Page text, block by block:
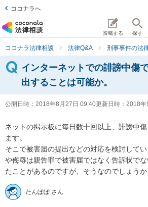
ココナラへ
投稿する 探す
ココナラ法律相談 法律Q&A 刑事事件の法
インターネットでの誹謗中傷
出することは可能か。
公開日時： 2018年8月27日 09:40更新日時： 2018年
ネットの掲示板に毎日数十回以上、誹謗中
ます。
そこで被害届の提出などの対応を検討して
や侮辱は親告罪で被害届ではなく告訴状で
たんぽぽ さん